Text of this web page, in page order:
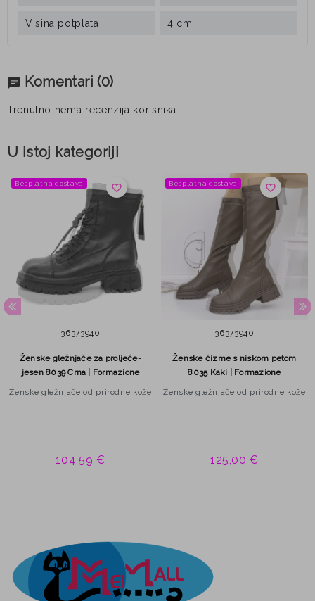
Visina potplata 4 cm
chat Komentari (0)
Trenutno nema recenzija korisnika.
U istoj kategoriji
favorite_border
Besplatna dostava
36373940
Ženske gležnjače za proljeće-
jesen 8039 Crna | Formazione
Ženske gležnjače od prirodne kože
104,59 €
favorite_border
Besplatna dostava
36373940
Ženske čizme s niskom petom
8035 Kaki | Formazione
Ženske gležnjače od prirodne kože
125,00 €